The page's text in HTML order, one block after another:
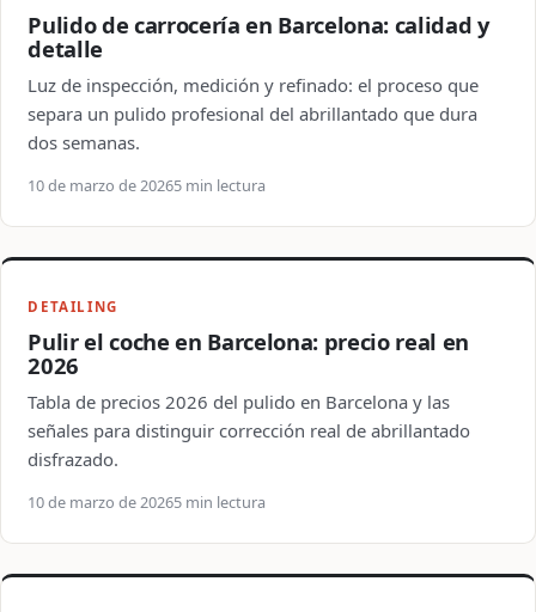
Pulido de carrocería en Barcelona: calidad y
detalle
Luz de inspección, medición y refinado: el proceso que
separa un pulido profesional del abrillantado que dura
dos semanas.
10 de marzo de 20265 min lectura
DETAILING
Pulir el coche en Barcelona: precio real en
2026
Tabla de precios 2026 del pulido en Barcelona y las
señales para distinguir corrección real de abrillantado
disfrazado.
10 de marzo de 20265 min lectura